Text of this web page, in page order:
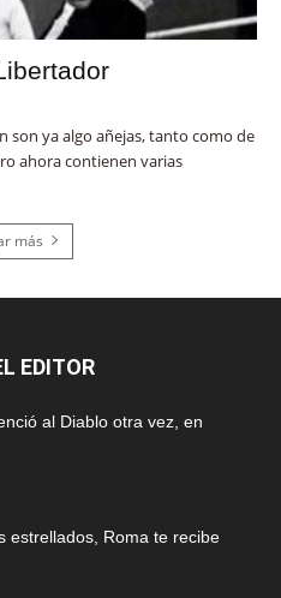
son ya algo añejas, tanto como de
ahora contienen varias
más
EDITOR
al Diablo otra vez, en
estrellados, Roma te recibe